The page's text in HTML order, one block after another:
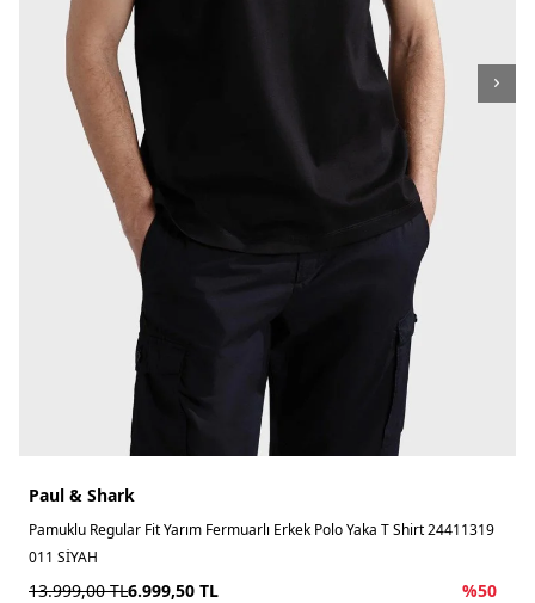
Paul & Shark
Pamuklu Regular Fit Yarım Fermuarlı Erkek Polo Yaka T Shirt 24411319
011 SİYAH
13.999,00TL6.999,50 TL %50